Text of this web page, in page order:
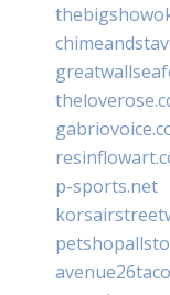
p-sports.net